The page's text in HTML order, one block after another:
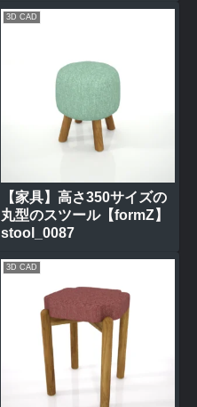
3D CAD
【家具】高さ350サイズの
丸型のスツール【formZ】
stool_0087
3D CAD